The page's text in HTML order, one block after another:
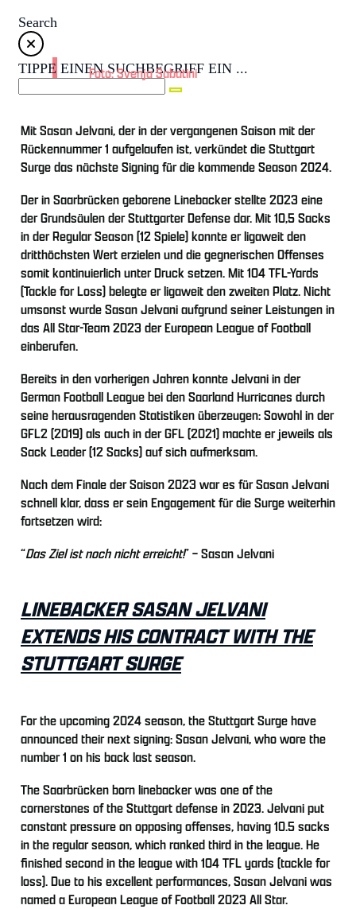
Search
TIPPE EINEN SUCHBEGRIFF EIN ...
Foto: Svenja Sabatini
Mit Sasan Jelvani, der in der vergangenen Saison mit der
Rückennummer 1 aufgelaufen ist, verkündet die Stuttgart
Surge das nächste Signing für die kommende Season 2024.
Der in Saarbrücken geborene Linebacker stellte 2023 eine
der Grundsäulen der Stuttgarter Defense dar. Mit 10,5 Sacks
in der Regular Season (12 Spiele) konnte er ligaweit den
dritthöchsten Wert erzielen und die gegnerischen Offenses
somit kontinuierlich unter Druck setzen. Mit 104 TFL-Yards
(Tackle for Loss) belegte er ligaweit den zweiten Platz. Nicht
umsonst wurde Sasan Jelvani aufgrund seiner Leistungen in
das All Star-Team 2023 der European League of Football
einberufen.
Bereits in den vorherigen Jahren konnte Jelvani in der
German Football League bei den Saarland Hurricanes durch
seine herausragenden Statistiken überzeugen: Sowohl in der
GFL2 (2019) als auch in der GFL (2021) machte er jeweils als
Sack Leader (12 Sacks) auf sich aufmerksam.
Nach dem Finale der Saison 2023 war es für Sasan Jelvani
schnell klar, dass er sein Engagement für die Surge weiterhin
fortsetzen wird:
“Das Ziel ist noch nicht erreicht!” – Sasan Jelvani
LINEBACKER SASAN JELVANI
EXTENDS HIS CONTRACT WITH THE
STUTTGART SURGE
For the upcoming 2024 season, the Stuttgart Surge have
announced their next signing: Sasan Jelvani, who wore the
number 1 on his back last season.
The Saarbrücken born linebacker was one of the
cornerstones of the Stuttgart defense in 2023. Jelvani put
constant pressure on opposing offenses, having 10.5 sacks
in the regular season, which ranked third in the league. He
finished second in the league with 104 TFL yards (tackle for
loss). Due to his excellent performances, Sasan Jelvani was
named a European League of Football 2023 All Star.